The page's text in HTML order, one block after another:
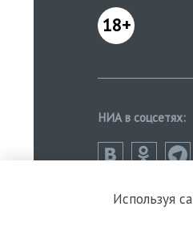
18+
НИА в соцсетях:
Используя